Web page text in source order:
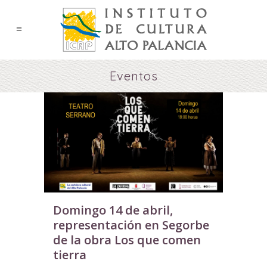
Eventos
Domingo 14 de abril,
representación en Segorbe
de la obra Los que comen
tierra